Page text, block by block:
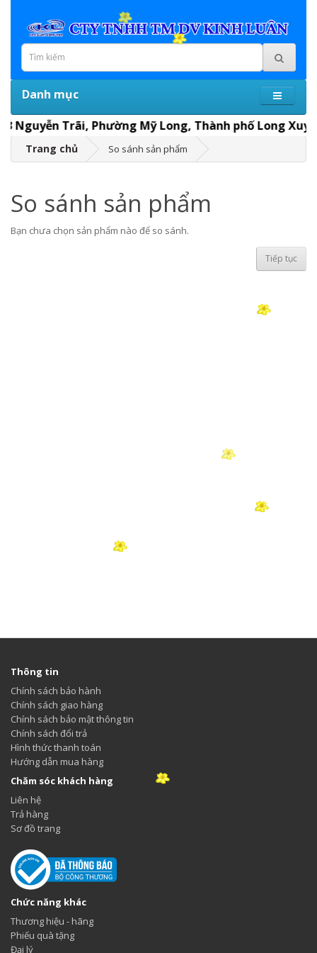
Danh mục
Nguyễn Trãi, Phường Mỹ Long, Thành phố Long
Trang chủ So sánh sản phẩm
So sánh sản phẩm
Bạn chưa chọn sản phẩm nào để so sánh.
Tiếp tục
Thông tin
Chính sách bảo hành
Chính sách giao hàng
Chính sách bảo mật thông tin
Chính sách đổi trả
Hình thức thanh toán
Hướng dẫn mua hàng
Chăm sóc khách hàng
Liên hệ
Trả hàng
Sơ đồ trang
Chức năng khác
Thương hiệu - hãng
Phiếu quà tặng
Đại lý